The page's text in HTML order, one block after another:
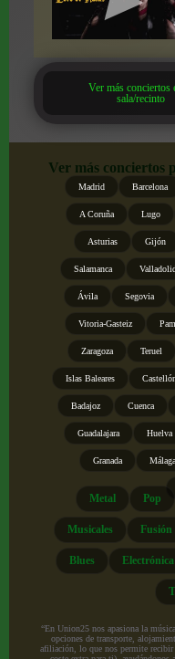
Ver más conciertos
sala/recinto
Ver más conciertos
Madrid Barcelona
A Coruña Lugo
Asturias Gijón
Salamanca
Ávila Segovia
Vitoria-Gasteiz
Zaragoza Teruel
Islas Baleares
Badajoz Cuenca
Guadalajara Huelva
Granada
Metal Pop
Musicales Fusión
Blues Electrónica
“En Union25 nos apasiona la
opciones de transporte,
afiliación, lo que nos permite recibir